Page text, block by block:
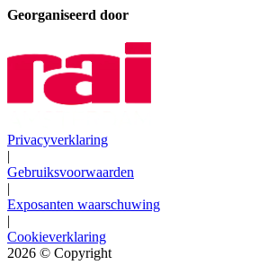
Georganiseerd door
Privacyverklaring
|
Gebruiksvoorwaarden
|
Exposanten waarschuwing
|
Cookieverklaring
2026 © Copyright